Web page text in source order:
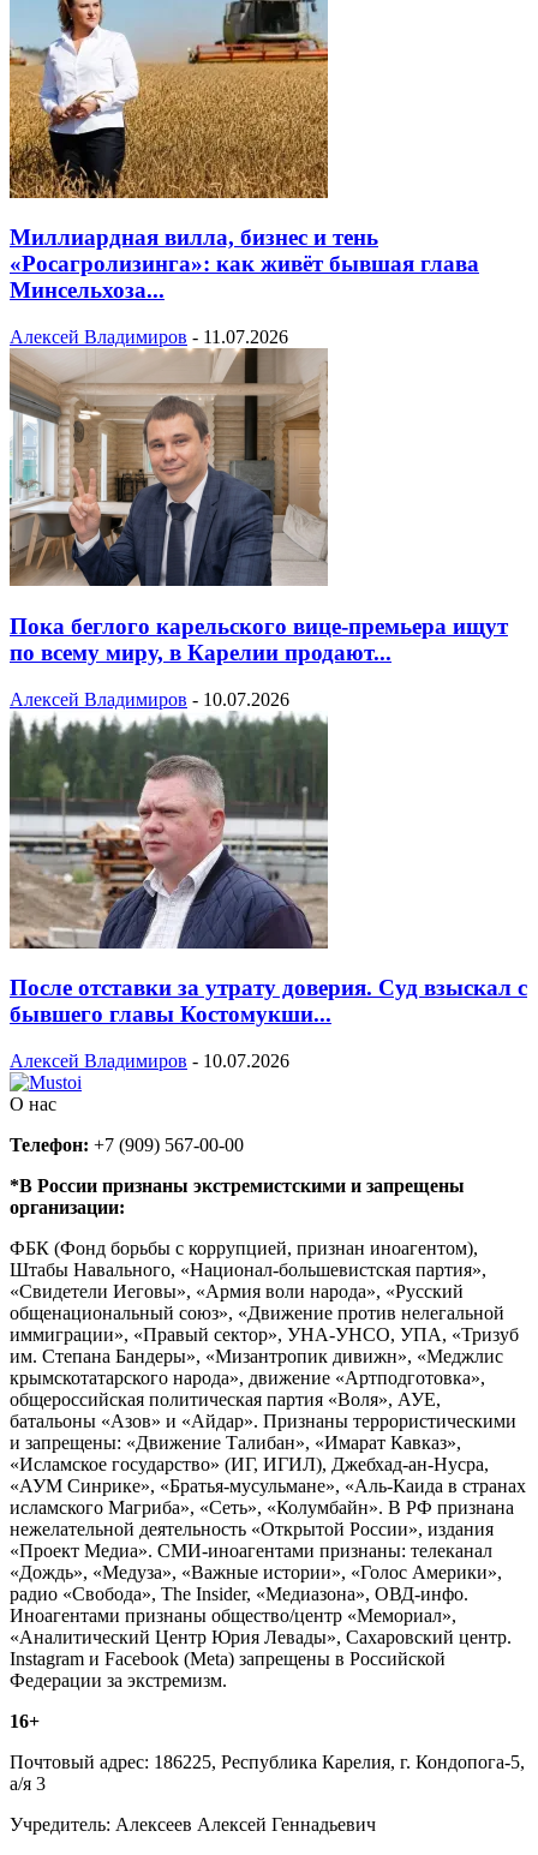
Миллиардная вилла, бизнес и тень
«Росагролизинга»: как живёт бывшая глава
Минсельхоза...
Алексей Владимиров - 11.07.2026
Пока беглого карельского вице-премьера ищут
по всему миру, в Карелии продают...
Алексей Владимиров - 10.07.2026
После отставки за утрату доверия. Суд взыскал с
бывшего главы Костомукши...
Алексей Владимиров - 10.07.2026
О нас
Телефон: +7 (909) 567-00-00
*В России признаны экстремистскими и запрещены
организации:
ФБК (Фонд борьбы с коррупцией, признан иноагентом),
Штабы Навального, «Национал-большевистская партия»,
«Свидетели Иеговы», «Армия воли народа», «Русский
общенациональный союз», «Движение против нелегальной
иммиграции», «Правый сектор», УНА-УНСО, УПА, «Тризуб
им. Степана Бандеры», «Мизантропик дивижн», «Меджлис
крымскотатарского народа», движение «Артподготовка»,
общероссийская политическая партия «Воля», АУЕ,
батальоны «Азов» и «Айдар». Признаны террористическими
и запрещены: «Движение Талибан», «Имарат Кавказ»,
«Исламское государство» (ИГ, ИГИЛ), Джебхад-ан-Нусра,
«АУМ Синрике», «Братья-мусульмане», «Аль-Каида в странах
исламского Магриба», «Сеть», «Колумбайн». В РФ признана
нежелательной деятельность «Открытой России», издания
«Проект Медиа». СМИ-иноагентами признаны: телеканал
«Дождь», «Медуза», «Важные истории», «Голос Америки»,
радио «Свобода», The Insider, «Медиазона», ОВД-инфо.
Иноагентами признаны общество/центр «Мемориал»,
«Аналитический Центр Юрия Левады», Сахаровский центр.
Instagram и Facebook (Metа) запрещены в Российской
Федерации за экстремизм.
16+
Почтовый адрес: 186225, Республика Карелия, г. Кондопога-5,
а/я 3
Учредитель: Алексеев Алексей Геннадьевич